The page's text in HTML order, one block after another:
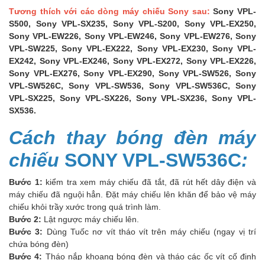
Tương thích với các dòng máy chiếu Sony sau: Sony VPL-
S500, Sony VPL-SX235, Sony VPL-S200, Sony VPL-EX250,
Sony VPL-EW226, Sony VPL-EW246, Sony VPL-EW276, Sony
VPL-SW225, Sony VPL-EX222, Sony VPL-EX230, Sony VPL-
EX242, Sony VPL-EX246, Sony VPL-EX272, Sony VPL-EX226,
Sony VPL-EX276, Sony VPL-EX290, Sony VPL-SW526, Sony
VPL-SW526C, Sony VPL-SW536, Sony VPL-SW536C, Sony
VPL-SX225, Sony VPL-SX226, Sony VPL-SX236, Sony VPL-
SX536.
Cách thay bóng đèn máy
chiếu SONY VPL-SW536C:
Bước 1: kiểm tra xem máy chiếu đã tắt, đã rút hết dây điện và
máy chiếu đã nguội hẳn. Đặt máy chiếu lên khăn để bảo vệ máy
chiếu khỏi trầy xước trong quá trình làm.
Bước 2: Lật ngược máy chiếu lên.
Bước 3: Dùng Tuốc nơ vít tháo vít trên máy chiếu (ngay vị trí
chứa bóng đèn)
Bước 4: Tháo nắp khoang bóng đèn và tháo các ốc vít cố định